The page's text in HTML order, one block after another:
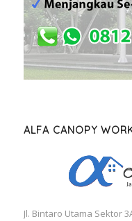
ALFA CANOPY
Jl. Bintaro Utama Sektor